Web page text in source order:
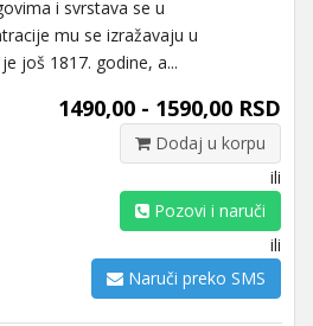
i svrstava se u
mu se izražavaju u
još 1817. godine, a...
1490,00 - 1590,00 RSD
Dodaj u korpu
ili
Pozovi i naruči
ili
Naruči preko SMS